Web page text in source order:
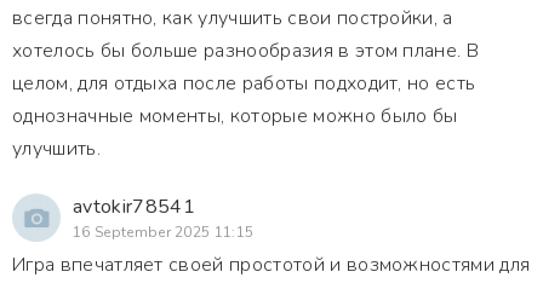
всегда понятно, как улучшить свои постройки, а
хотелось бы больше разнообразия в этом плане. В
целом, для отдыха после работы подходит, но есть
однозначные моменты, которые можно было бы
улучшить.
avtokir78541
16 September 2025 11:15
Игра впечатляет своей простотой и возможностями для